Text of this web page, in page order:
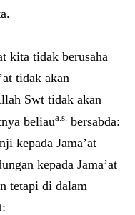
kita tidak berusaha
tidak akan
Swt tidak akan
beliaua.s. bersabda:
kepada Jama’at
kepada Jama’at
tetapi di dalam